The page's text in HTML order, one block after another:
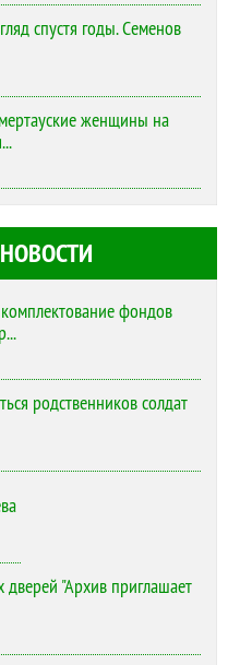
спустя годы. Семенов
женщины на
фондов
родственников солдат
"Архив приглашает